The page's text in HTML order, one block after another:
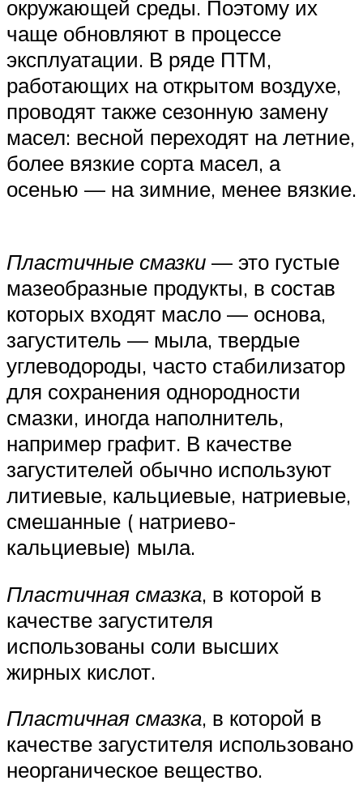
окружающей среды. Поэтому их
чаще обновляют в процессе
эксплуатации. В ряде ПТМ,
работающих на открытом воздухе,
проводят также сезонную замену
масел: весной переходят на летние,
более вязкие сорта масел, а
осенью — на зимние, менее вязкие.
Пластичные смазки — это густые
мазеобразные продукты, в состав
которых входят масло — основа,
загуститель — мыла, твердые
углеводороды, часто стабилизатор
для сохранения однородности
смазки, иногда наполнитель,
например графит. В качестве
загустителей обычно используют
литиевые, кальциевые, натриевые,
смешанные ( натриево-
кальциевые) мыла.
Пластичная смазка, в которой в
качестве загустителя
использованы соли высших
жирных кислот.
Пластичная смазка, в которой в
качестве загустителя использовано
неорганическое вещество.